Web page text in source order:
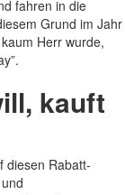
fahren in die
Grund im Jahr
Herr wurde,
kauft
diesen Rabatt-